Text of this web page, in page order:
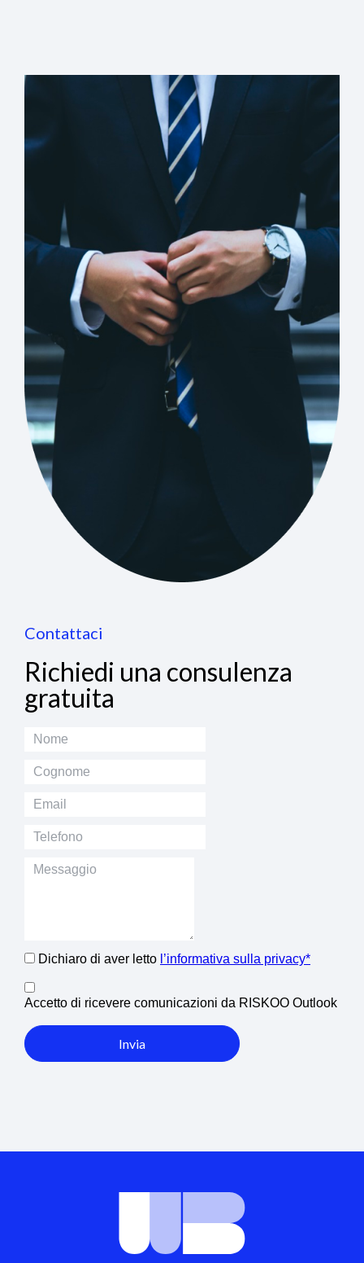
Contattaci
Richiedi una consulenza
gratuita
Dichiaro di aver letto l’informativa sulla privacy*
Accetto di ricevere comunicazioni da RISKOO Outlook
Invia